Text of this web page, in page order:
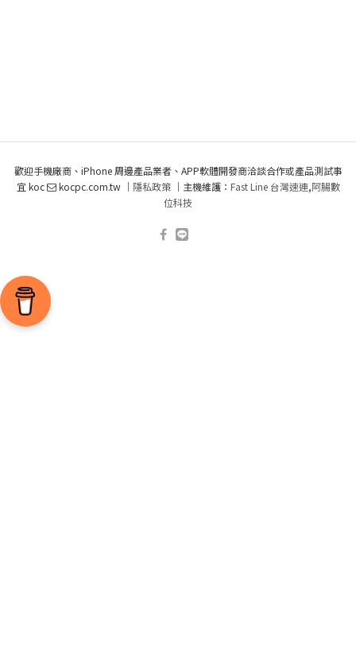
歡迎手機廠商、iPhone 周邊產品業者、APP軟體開發商洽談合作或產品測試事
宜 koc
kocpc.com.tw ｜ 隱私政策｜主機維護： Fast Line 台灣速連,阿腸數
位科技